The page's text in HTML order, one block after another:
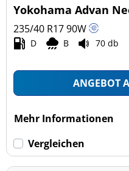
Yokohama Advan
235/40 R1790W
D B 70 db
ANGEBOT
Mehr Informationen
Vergleichen